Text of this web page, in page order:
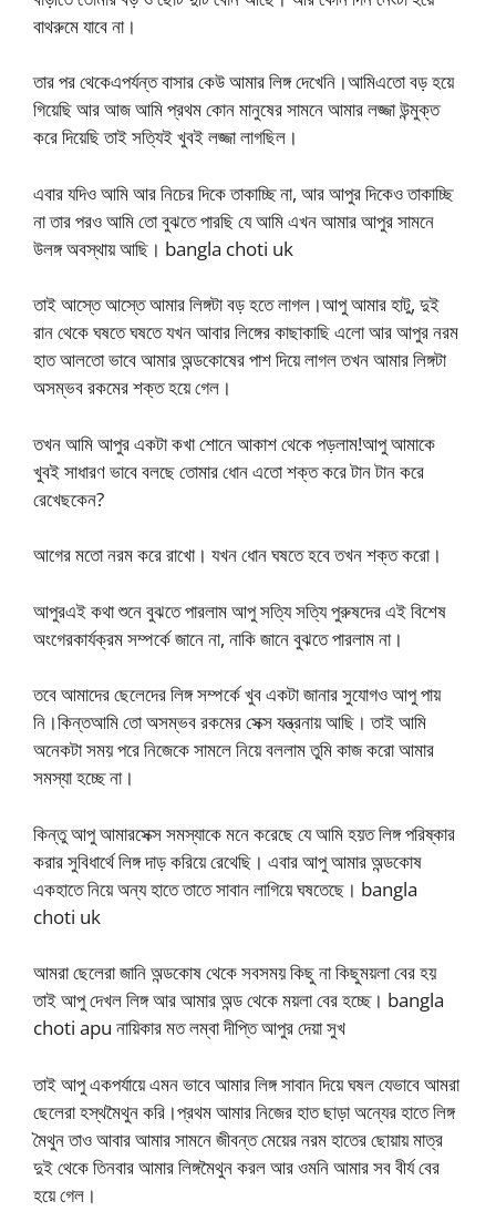
বাথরুমে যাবে না।
তার পর থেকেএপর্যন্ত বাসার কেউ আমার লিঙ্গ দেখেনি।আমিএতো বড় হয়ে
গিয়েছি আর আজ আমি প্রথম কোন মানুষের সামনে আমার লজ্জা উন্মুক্ত
করে দিয়েছি তাই সত্যিই খুবই লজ্জা লাগছিল।
এবার যদিও আমি আর নিচের দিকে তাকাচ্ছি না, আর আপুর দিকেও তাকাচ্ছি
না তার পরও আমি তো বুঝতে পারছি যে আমি এখন আমার আপুর সামনে
উলঙ্গ অবস্থায় আছি। bangla choti uk
তাই আস্তে আস্তে আমার লিঙ্গটা বড় হতে লাগল।আপু আমার হাটু, দুই
রান থেকে ঘষতে ঘষতে যখন আবার লিঙ্গের কাছাকাছি এলো আর আপুর নরম
হাত আলতো ভাবে আমার অন্ডকোষের পাশ দিয়ে লাগল তখন আমার লিঙ্গটা
অসম্ভব রকমের শক্ত হয়ে গেল।
তখন আমি আপুর একটা কখা শোনে আকাশ থেকে পড়লাম!আপু আমাকে
খুবই সাধারণ ভাবে বলছে তোমার ধোন এতো শক্ত করে টান টান করে
রেখেছকেন?
আগের মতো নরম করে রাখো। যখন ধোন ঘষতে হবে তখন শক্ত করো।
আপুরএই কথা শুনে বুঝতে পারলাম আপু সত্যি সত্যি পুরুষদের এই বিশেষ
অংগেরকার্যক্রম সম্পর্কে জানে না, নাকি জানে বুঝতে পারলাম না।
তবে আমাদের ছেলেদের লিঙ্গ সম্পর্কে খুব একটা জানার সুযোগও আপু পায়
নি।কিন্তআমি তো অসম্ভব রকমের সেক্স যন্ত্রনায় আছি। তাই আমি
অনেকটা সময় পরে নিজেকে সামলে নিয়ে বললাম তুমি কাজ করো আমার
সমস্যা হচ্ছে না।
কিন্তু আপু আমারসেক্স সমস্যাকে মনে করেছে যে আমি হয়ত লিঙ্গ পরিষ্কার
করার সুবিধার্থে লিঙ্গ দাড় করিয়ে রেথেছি। এবার আপু আমার অন্ডকোষ
একহাতে নিয়ে অন্য হাতে তাতে সাবান লাগিয়ে ঘষতেছে। bangla
choti uk
আমরা ছেলেরা জানি অন্ডকোষ থেকে সবসময় কিছু না কিছুময়লা বের হয়
তাই আপু দেখল লিঙ্গ আর আমার অন্ড থেকে ময়লা বের হচ্ছে। bangla
choti apu নায়িকার মত লম্বা দীপ্তি আপুর দেয়া সুখ
তাই আপু একপর্যায়ে এমন ভাবে আমার লিঙ্গ সাবান দিয়ে ঘষল যেভাবে আমরা
ছেলেরা হস্থমৈথুন করি।প্রথম আমার নিজের হাত ছাড়া অন্যের হাতে লিঙ্গ
মৈথুন তাও আবার আমার সামনে জীবন্ত মেয়ের নরম হাতের ছোয়ায় মাত্র
দুই থেকে তিনবার আমার লিঙ্গমৈথুন করল আর ওমনি আমার সব বীর্য বের
হয়ে গেল।